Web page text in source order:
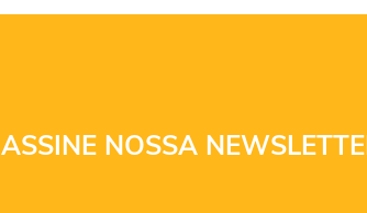
ASSINE NOSSA